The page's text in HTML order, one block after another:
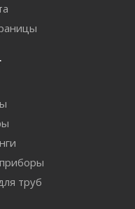
труб